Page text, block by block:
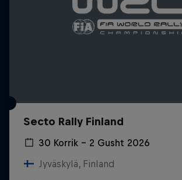
Secto Rally Finland
30 Korrik – 2 Gusht 2026
Jyväskylä, Finland